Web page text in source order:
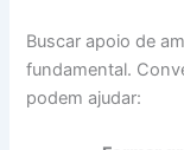
Buscar apoio de
fundamental.
podem ajudar: